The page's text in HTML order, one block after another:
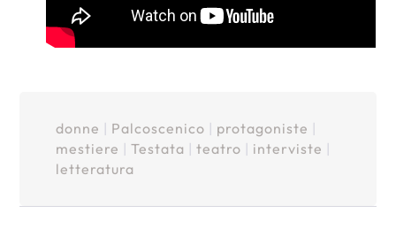
donne | Palcoscenico | protagoniste |
mestiere | Testata | teatro | interviste |
letteratura